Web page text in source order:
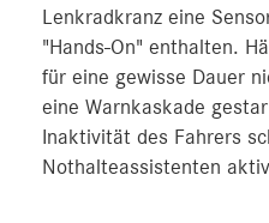
Lenkradkranz eine
"Hands-On" enthalten.
für eine gewisse Dauer
eine Warnkaskade
Inaktivität des Fahrers
Nothalteassistenten